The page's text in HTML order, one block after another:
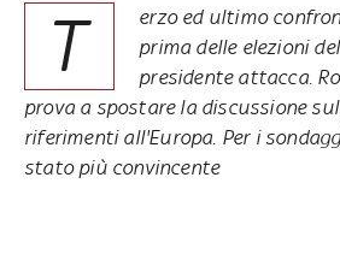
T
erzo ed ultimo
prima delle elezioni
presidente attacca.
prova a spostare la discussione
riferimenti all'Europa. Per i
stato più convincente